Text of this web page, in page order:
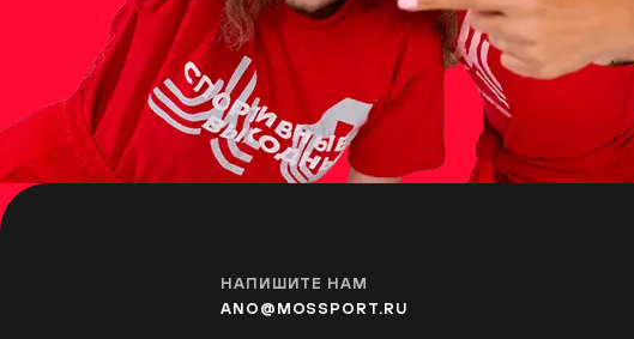
Фестивальная площадка
ТЁПЛЫЙ СТАН
Фестивальная площадка на
УЛИЦА ГОРЧАКОВА
Фестивальная площадка
АМИНЬЕВСКАЯ
НАПИШИТЕ НАМ
ANO@MOSSPORT.RU